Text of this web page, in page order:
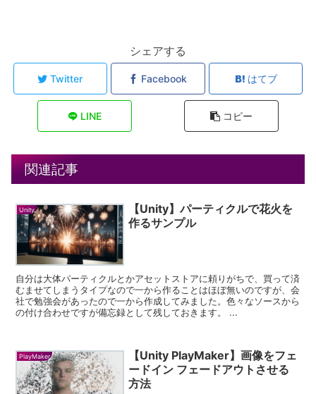
シェアする
Twitter Facebook はてブ
LINE コピー
関連記事
Unity
【Unity】パーティクルで花火を
作るサンプル
自分は大体パーティクルとかアセットストアに頼りがちで、買って済
むませてしまうタイプなので一から作ることはほぼ無いのですが、会
社で勉強会があったので一から作成してみました。色々なソースから
の付け合わせですが備忘録として残しておきます。 ...
PlayMaker
【Unity PlayMaker】画像をフェ
ードイン フェードアウトさせる
方法